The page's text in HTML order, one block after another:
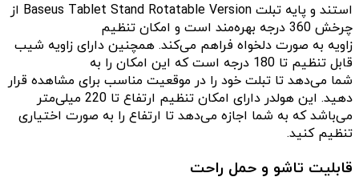
استند و پایه تبلت Baseus Tablet Stand Rotatable Version از
چرخش 360 درجه بهره‌مند است و امکان تنظیم
زاویه به صورت دلخواه فراهم می‌کند. همچنین دارای زاویه شیب
قابل تنظیم تا 180 درجه است که این امکان را به
شما می‌دهد تا تبلت خود را در موقعیت مناسب برای مشاهده قرار
دهید. این هولدر دارای امکان تنظیم ارتفاع تا 220 میلی‌متر
می‌باشد که به شما اجازه می‌دهد تا ارتفاع را به صورت اختیاری
تنظیم کنید.
قابلیت تاشو و حمل راحت